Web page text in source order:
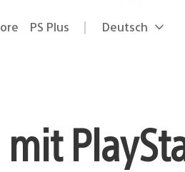
PS Plus Select
Aktuelle
Deutsch